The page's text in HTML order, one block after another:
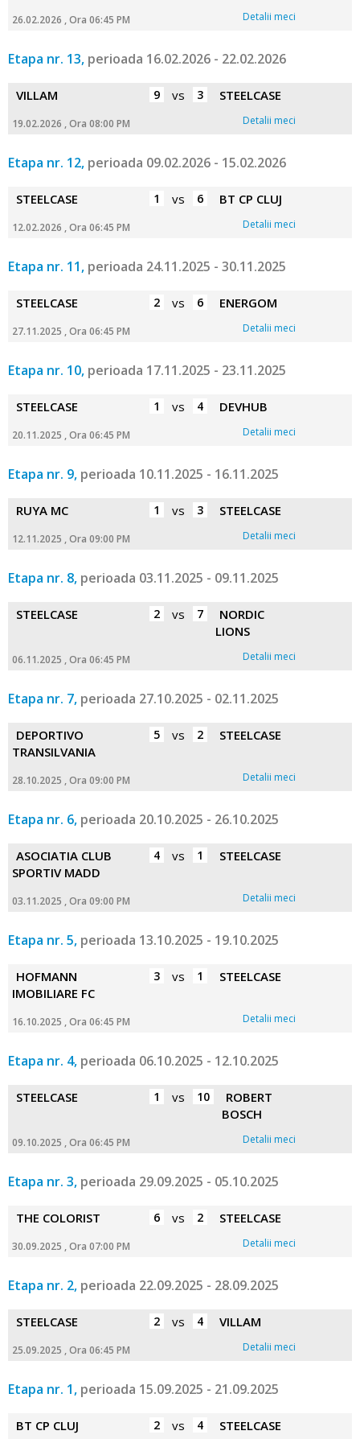
26.02.2026 , Ora 06:45 PM Detalii meci
Etapa nr. 13, perioada 16.02.2026 - 22.02.2026
VILLAM 9 vs 3 STEELCASE
19.02.2026 , Ora 08:00 PM Detalii meci
Etapa nr. 12, perioada 09.02.2026 - 15.02.2026
STEELCASE 1 vs 6 BT CP CLUJ
12.02.2026 , Ora 06:45 PM Detalii meci
Etapa nr. 11, perioada 24.11.2025 - 30.11.2025
STEELCASE 2 vs 6 ENERGOM
27.11.2025 , Ora 06:45 PM Detalii meci
Etapa nr. 10, perioada 17.11.2025 - 23.11.2025
STEELCASE 1 vs 4 DEVHUB
20.11.2025 , Ora 06:45 PM Detalii meci
Etapa nr. 9, perioada 10.11.2025 - 16.11.2025
RUYA MC 1 vs 3 STEELCASE
12.11.2025 , Ora 09:00 PM Detalii meci
Etapa nr. 8, perioada 03.11.2025 - 09.11.2025
STEELCASE 2 vs 7
NORDIC
LIONS
06.11.2025 , Ora 06:45 PM Detalii meci
Etapa nr. 7, perioada 27.10.2025 - 02.11.2025
DEPORTIVO
TRANSILVANIA
5 vs 2 STEELCASE
28.10.2025 , Ora 09:00 PM Detalii meci
Etapa nr. 6, perioada 20.10.2025 - 26.10.2025
ASOCIATIA CLUB
SPORTIV MADD
4 vs 1 STEELCASE
03.11.2025 , Ora 09:00 PM Detalii meci
Etapa nr. 5, perioada 13.10.2025 - 19.10.2025
HOFMANN
IMOBILIARE FC
3 vs 1 STEELCASE
16.10.2025 , Ora 06:45 PM Detalii meci
Etapa nr. 4, perioada 06.10.2025 - 12.10.2025
STEELCASE 1 vs 10
ROBERT
BOSCH
09.10.2025 , Ora 06:45 PM Detalii meci
Etapa nr. 3, perioada 29.09.2025 - 05.10.2025
THE COLORIST 6 vs 2 STEELCASE
30.09.2025 , Ora 07:00 PM Detalii meci
Etapa nr. 2, perioada 22.09.2025 - 28.09.2025
STEELCASE 2 vs 4 VILLAM
25.09.2025 , Ora 06:45 PM Detalii meci
Etapa nr. 1, perioada 15.09.2025 - 21.09.2025
BT CP CLUJ 2 vs 4 STEELCASE